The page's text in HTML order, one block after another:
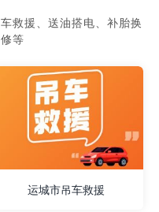
救援、送油搭电、补胎换
等
运城市吊车救援